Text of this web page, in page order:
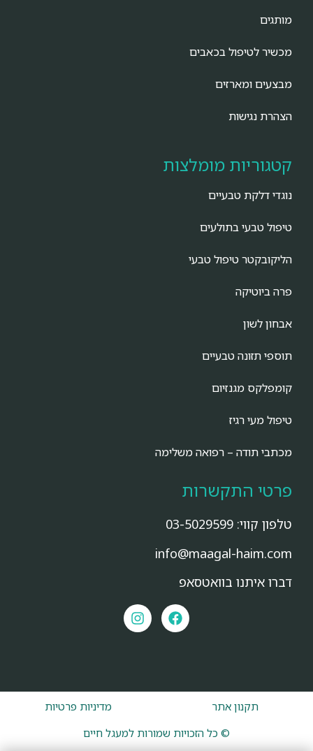
מותגים
מכשיר לטיפול בכאבים
מבצעים ומארזים
הצהרת נגישות
קטגוריות מומלצות
נוגדי דלקת טבעיים
טיפול טבעי בתולעים
הליקובקטר טיפול טבעי
פרה ביוטיקה
אבחון לשון
תוספי תזונה טבעיים
קומפלקס מגנזיום
טיפול מעי רגיז
מכתבי תודה – רפואה משלימה
פרטי התקשרות
טלפון קווי: 03-5029599
info@maagal-haim.com
דברו איתנו בוואטסאפ
תקנון אתר
מדיניות פרטיות
© כל הזכויות שמורות למעגל חיים